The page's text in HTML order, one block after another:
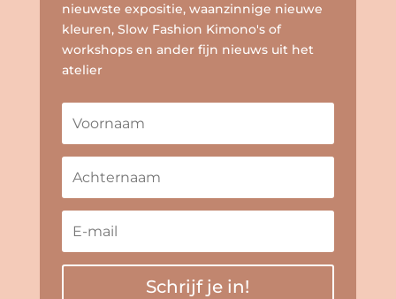
nieuwste expositie, waanzinnige nieuwe
kleuren, Slow Fashion Kimono's of
workshops en ander fijn nieuws uit het
atelier
Schrijf je in!